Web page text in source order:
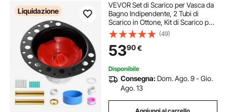
Liquidazione
VEVOR Set di Scarico per Vasca da
Bagno Indipendente, 2 Tubi di
Scarico in Ottone, Kit di Scarico per
Vasca da Bagno, Adattatore di
Scarico, per Vasche da Bagno a
Pavimento, Vasche da Bagno a
Isola
(49)
5390€
Disponibile
Consegna: Dom. Ago. 9 - Gio.
Ago. 13